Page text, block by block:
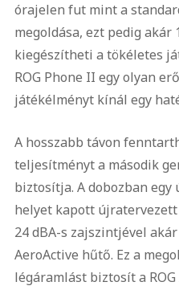
órajelen fut mint a
megoldása, ezt pedig akár
kiegészítheti a tökéletes
ROG Phone II egy olyan
játékélményt kínál egy
A hosszabb távon
teljesítményt a második
biztosítja. A dobozban egy
helyet kapott
24 dBA-s zajszintjével
AeroActive hűtő. Ez a
légáramlást biztosít a